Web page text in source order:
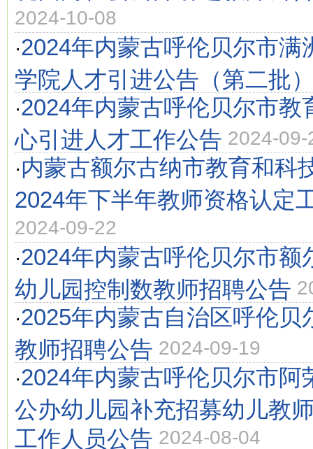
2024-10-08
·2024年内蒙古呼伦贝尔市满
学院人才引进公告（第二批
·2024年内蒙古呼伦贝尔市教
心引进人才工作公告 2024-09-
·内蒙古额尔古纳市教育和科
2024年下半年教师资格认定
2024-09-22
·2024年内蒙古呼伦贝尔市额
幼儿园控制数教师招聘公告
·2025年内蒙古自治区呼伦贝
教师招聘公告 2024-09-19
·2024年内蒙古呼伦贝尔市阿
公办幼儿园补充招募幼儿教
工作人员公告 2024-08-04